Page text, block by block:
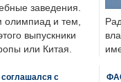
заведения.
олимпиад и тем,
выпускники
или Китая.
соглашался с